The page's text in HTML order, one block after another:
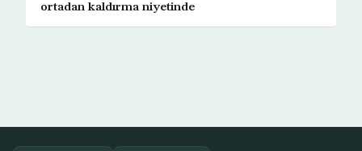
ortadan kaldırma niyetinde